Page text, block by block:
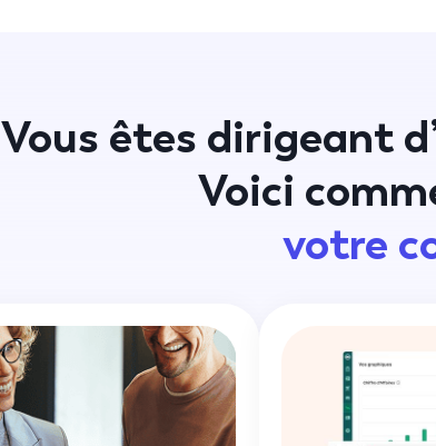
Vous êtes dirigeant
Voici
votre